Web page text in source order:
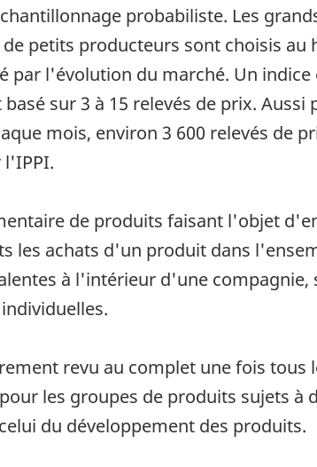
probabiliste. Les
petits producteurs sont choisis au
par l'évolution du marché. Un
sur 3 à 15 relevés de prix. Aussi
mois, environ 3 600 relevés de
de produits faisant l'objet
les achats d'un produit dans
à l'intérieur d'une
revu au complet une fois tous
les groupes de produits sujets à
du développement des produits.